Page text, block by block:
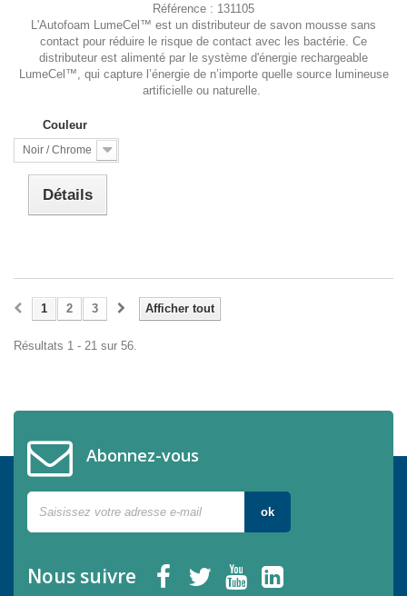
Référence : 131105
L'Autofoam LumeCel™ est un distributeur de savon mousse sans
contact pour réduire le risque de contact avec les bactérie. Ce
distributeur est alimenté par le système d'énergie rechargeable
LumeCel™, qui capture l’énergie de n’importe quelle source lumineuse
artificielle ou naturelle.
Couleur
Noir / Chrome
Détails
Afficher tout
1 2 3
Résultats 1 - 21 sur 56.
Abonnez-vous
ok
Nous suivre